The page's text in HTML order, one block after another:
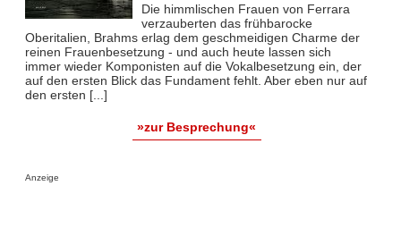
Die himmlischen Frauen von Ferrara
verzauberten das frühbarocke
Oberitalien, Brahms erlag dem geschmeidigen Charme der
reinen Frauenbesetzung - und auch heute lassen sich
immer wieder Komponisten auf die Vokalbesetzung ein, der
auf den ersten Blick das Fundament fehlt. Aber eben nur auf
den ersten [...]
»zur Besprechung«
Anzeige